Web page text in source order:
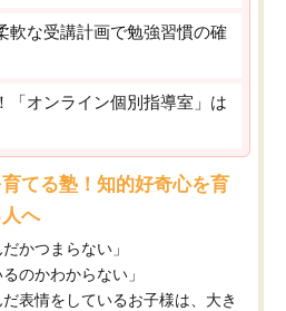
軟な受講計画で勉強習慣の確
「オンライン個別指導室」は
てる塾！知的好奇心を育
へ
かつまらない」
のかわからない」
表情をしているお子様は、大き